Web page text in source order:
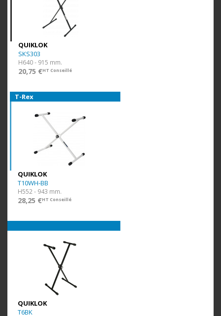
QUIKLOK
SKS303
H640 - 915 mm.
20,75 €HT Conseillé
T-Rex
QUIKLOK
T10WH-BB
H552 - 943 mm.
28,25 €HT Conseillé
QUIKLOK
T6BK